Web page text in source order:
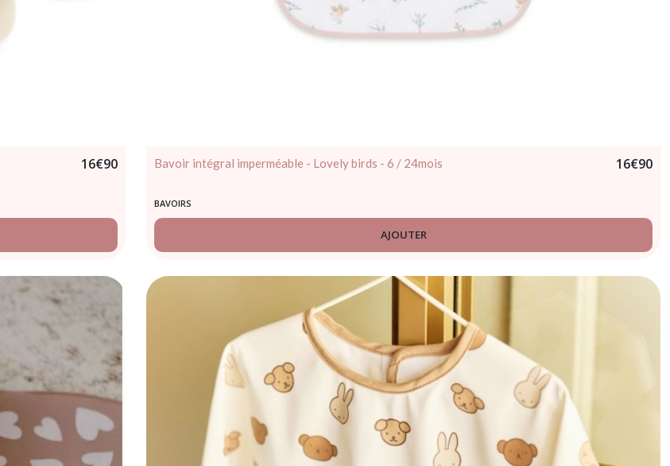
16€90 Bavoir intégral imperméable - Lovely birds - 6 / 24mois 16€90
BAVOIRS
AJOUTER